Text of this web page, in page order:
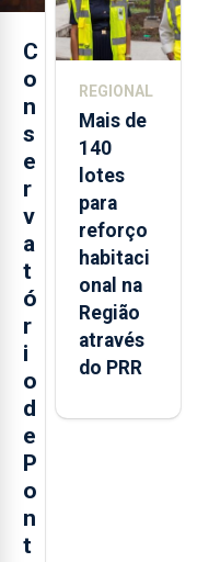
C
o
n
s
e
r
v
a
t
ó
r
i
o
d
e
P
o
n
t
REGIONAL
Mais de
140
lotes
para
reforço
habitaci
onal na
Região
através
do PRR